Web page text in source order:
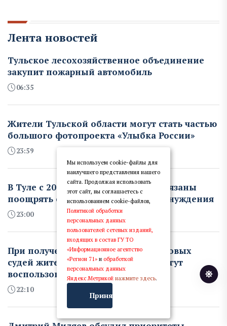
Лента новостей
Тульское лесохозяйственное объединение
закупит пожарный автомобиль
06:35
Жители Тульской области могут стать частью
большого фотопроекта «Улыбка России»
23:59
В Туле с 2027 года работодатели обязаны
поощрять сотрудников вместо принуждения
23:00
При получении документов от мировых
судей жители Тульской области могут
воспользоваться «Госпочтой»
22:10
Мы используем cookie-файлы для
наилучшего представления нашего
сайта. Продолжая использовать
этот сайт, вы соглашаетесь с
использованием cookie-файлов,
Политикой обработки
персональных данных
пользователей сетевых изданий,
входящих в состав ГУ ТО
«Информационное агентство
«Регион 71» и обработкой
персональных данных
Яндекс.Метрикой нажмите здесь.
Принять